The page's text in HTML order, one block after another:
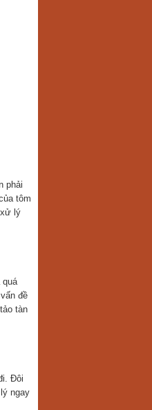
phải
tôm
lý
đề
tàn
Đôi
ngay